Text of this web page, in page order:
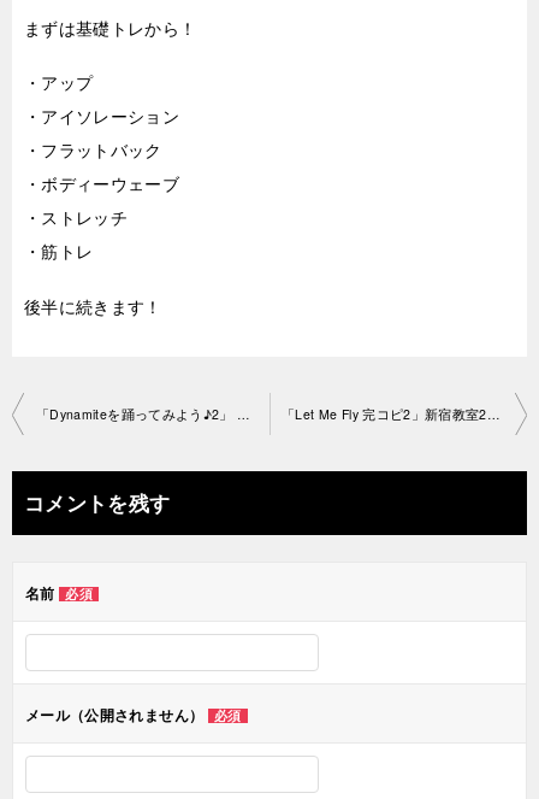
まずは基礎トレから！
・アップ
・アイソレーション
・フラットバック
・ボディーウェーブ
・ストレッチ
・筋トレ
後半に続きます！
投
ナ
ビ
ー
ン
コメントを残す
名前 必須
メール（公開されません） 必須